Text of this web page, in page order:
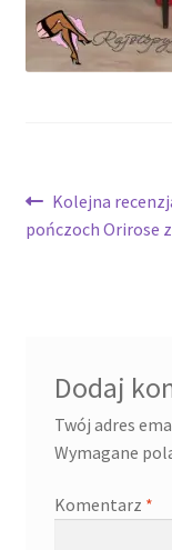
Nawigacja
wpisu
Poprzedni
wpis:
Kolejna
pończoch Orirose
Dodaj
Twój adres
Wymagane
Komentarz *